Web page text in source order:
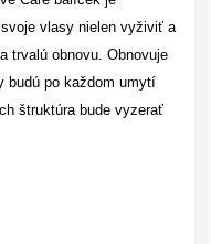
vlasy nielen vyživiť a
trvalú obnovu. Obnovuje
budú po každom umytí
štruktúra bude vyzerať